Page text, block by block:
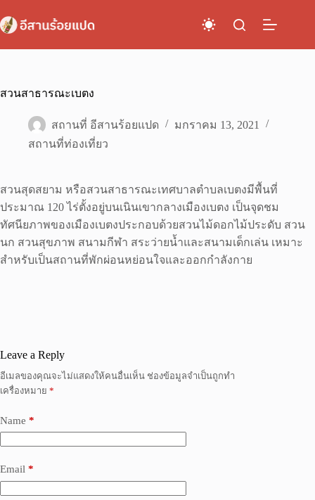
to
content
สวนสาธารณะเบตง
สถานที่ อีสานร้อยแปด
มกราคม 13, 2021
สถานที่ท่องเที่ยว
สวนสุดสยาม หรือสวนสาธารณะเทศบาลตำบลเบตงมีพื้นที่
ประมาณ 120 ไร่ตั้งอยู่บนเนินเขากลางเมืองเบตง เป็นจุดชม
ทัศนียภาพของเมืองเบตงประกอบด้วยสวนไม้ดอกไม้ประดับ สวน
นก สวนสุขภาพ สนามกีฬา สระว่ายน้ำและสนามเด็กเล่น เหมาะ
สำหรับเป็นสถานที่พักผ่อนหย่อนใจและออกกำลังกาย
Leave a Reply
อีเมลของคุณจะไม่แสดงให้คนอื่นเห็น ช่องข้อมูลจำเป็นถูกทำ
เครื่องหมาย *
Name *
Email *